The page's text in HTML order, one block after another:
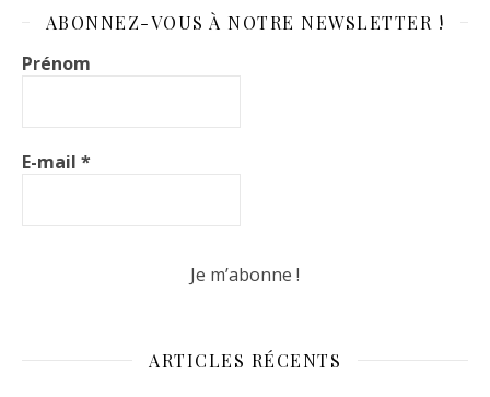
ABONNEZ-VOUS À NOTRE NEWSLETTER !
Prénom
E-mail *
ARTICLES RÉCENTS